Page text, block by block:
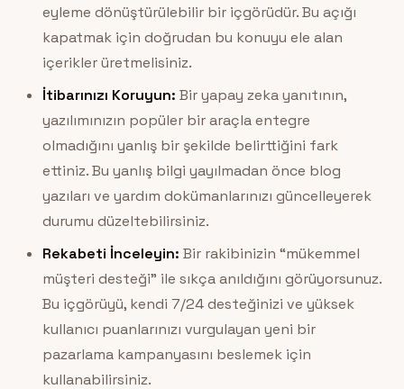
eyleme dönüştürülebilir bir içgörüdür. Bu açığı
kapatmak için doğrudan bu konuyu ele alan
içerikler üretmelisiniz.
İtibarınızı Koruyun: Bir yapay zeka yanıtının,
yazılımınızın popüler bir araçla entegre
olmadığını yanlış bir şekilde belirttiğini fark
ettiniz. Bu yanlış bilgi yayılmadan önce blog
yazıları ve yardım dokümanlarınızı güncelleyerek
durumu düzeltebilirsiniz.
Rekabeti İnceleyin: Bir rakibinizin “mükemmel
müşteri desteği” ile sıkça anıldığını görüyorsunuz.
Bu içgörüyü, kendi 7/24 desteğinizi ve yüksek
kullanıcı puanlarınızı vurgulayan yeni bir
pazarlama kampanyasını beslemek için
kullanabilirsiniz.